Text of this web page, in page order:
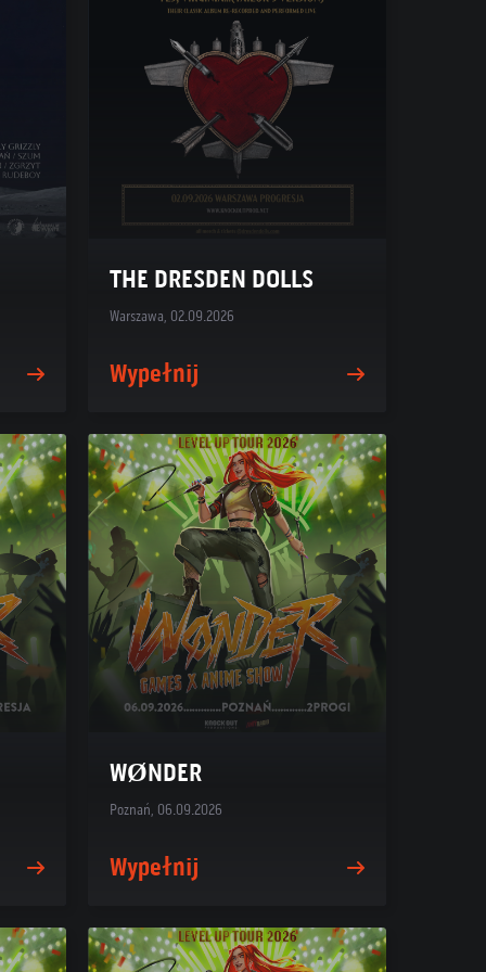
THE DRESDEN DOLLS
Warszawa, 02.09.2026
Wypełnij
WØNDER
Poznań, 06.09.2026
Wypełnij